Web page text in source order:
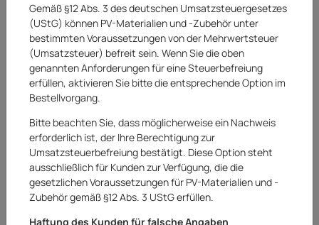
Splash & Fun
Splash & Fun Schwimmring Schwimmhilfe
Badering Schwimmreifen Glitter Ø 80 cm
Art.Nr.: 20262926AR
2,90 €
Gemäß §12 Abs. 3 des deutschen Umsatzsteuergesetzes
(UStG) können PV-Materialien und -Zubehör unter
bestimmten Voraussetzungen von der Mehrwertsteuer
(Umsatzsteuer) befreit sein. Wenn Sie die oben
genannten Anforderungen für eine Steuerbefreiung
erfüllen, aktivieren Sie bitte die entsprechende Option im
Bestellvorgang.
Bitte beachten Sie, dass möglicherweise ein Nachweis
erforderlich ist, der Ihre Berechtigung zur
Umsatzsteuerbefreiung bestätigt. Diese Option steht
ausschließlich für Kunden zur Verfügung, die die
gesetzlichen Voraussetzungen für PV-Materialien und -
Zubehör gemäß §12 Abs. 3 UStG erfüllen.
Haftung des Kunden für falsche Angaben